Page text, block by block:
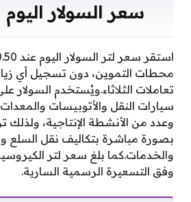
سعر السولار
محطات التموين، دون تسجيل أي
تعاملات الثلاثاء.ويُستخدم
سيارات النقل والأتوبيسات والمعدات
وعدد من الأنشطة الإنتاجية،
بصورة مباشرة بتكاليف نقل السلع
وفق التسعيرة الرسمية السارية.